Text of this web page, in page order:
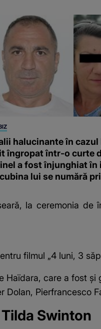
halucinante în
îngropat într-o curte
a fost înjunghiat în
lui se numără
la ceremonia
filmul „4 luni, 3
care a fost
Dolan, Pierfrancesco
Swinton